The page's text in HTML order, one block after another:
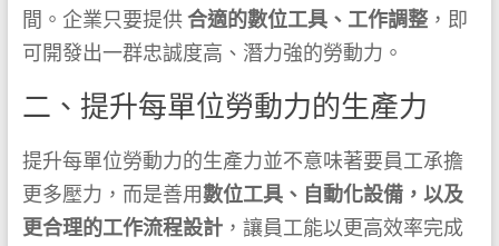
間。企業只要提供合適的數位工具、工作調整，即
可開發出一群忠誠度高、潛力強的勞動力。
二、提升每單位勞動力的生產力
提升每單位勞動力的生產力並不意味著要員工承擔
更多壓力，而是善用數位工具、自動化設備，以及
更合理的工作流程設計，讓員工能以更高效率完成